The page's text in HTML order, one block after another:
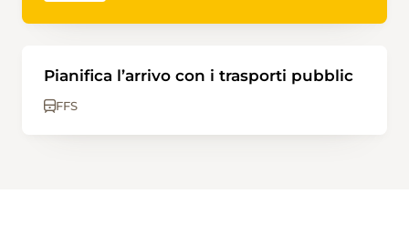
Pianifica l’arrivo con i trasporti pubblic
FFS